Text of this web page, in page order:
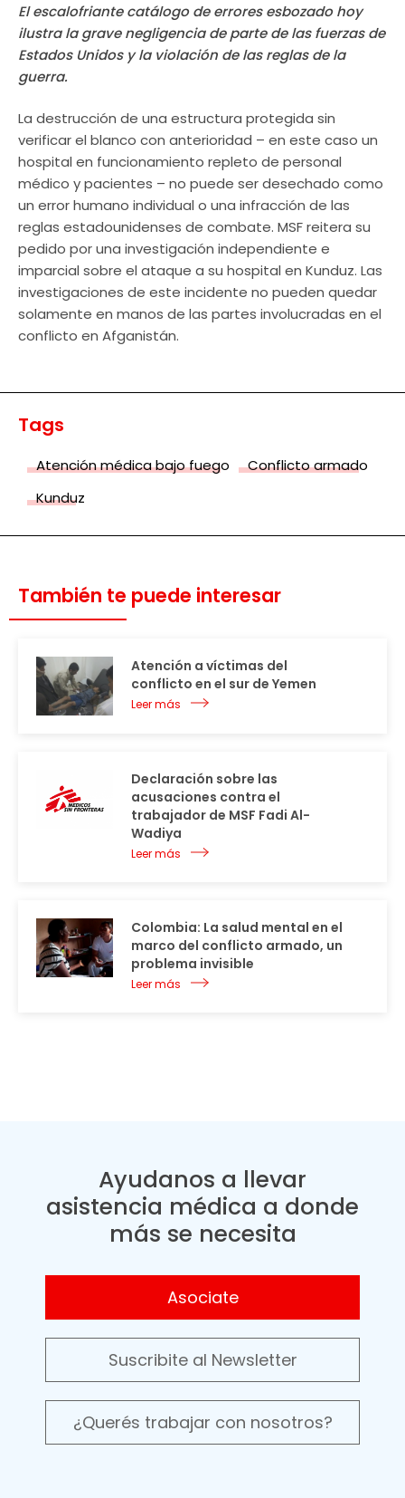
El escalofriante catálogo de errores esbozado hoy
ilustra la grave negligencia de parte de las fuerzas de
Estados Unidos y la violación de las reglas de la
guerra.
La destrucción de una estructura protegida sin
verificar el blanco con anterioridad – en este caso un
hospital en funcionamiento repleto de personal
médico y pacientes – no puede ser desechado como
un error humano individual o una infracción de las
reglas estadounidenses de combate. MSF reitera su
pedido por una investigación independiente e
imparcial sobre el ataque a su hospital en Kunduz. Las
investigaciones de este incidente no pueden quedar
solamente en manos de las partes involucradas en el
conflicto en Afganistán.
Tags
Atención médica bajo fuego
Conflicto armado
Kunduz
También te puede interesar
Atención a víctimas del
conflicto en el sur de Yemen
Leer más
Declaración sobre las
acusaciones contra el
trabajador de MSF Fadi Al-
Wadiya
Leer más
Colombia: La salud mental en el
marco del conflicto armado, un
problema invisible
Leer más
Ayudanos a llevar
asistencia médica a donde
más se necesita
Asociate
Suscribite al Newsletter
¿Querés trabajar con nosotros?